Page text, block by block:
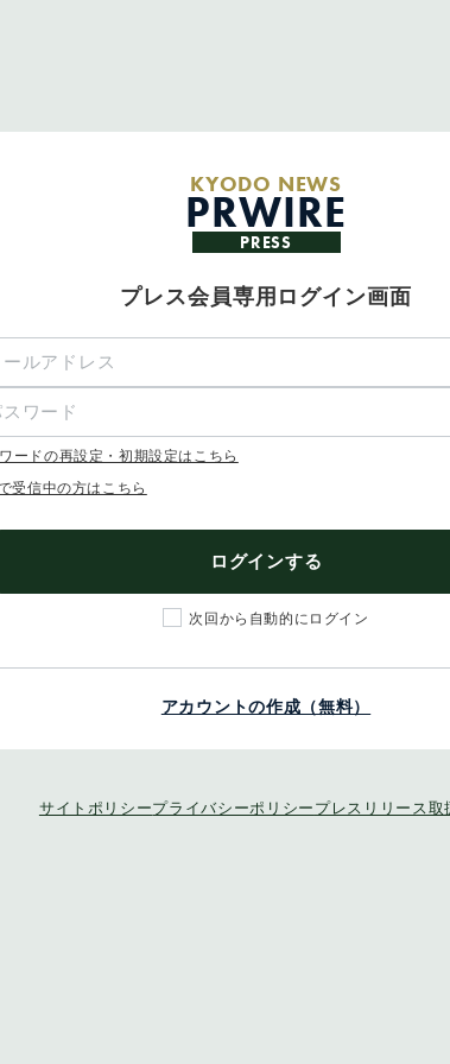
KYODO NEWS
PRWIRE
PRESS
プレス会員専用ログイン画面
ードの再設定・初期設定はこちら
受信中の方はこちら
ログインする
次回から自動的にログイン
アカウントの作成（無料）
サイトポリシープライバシーポリシー プレスリリース取